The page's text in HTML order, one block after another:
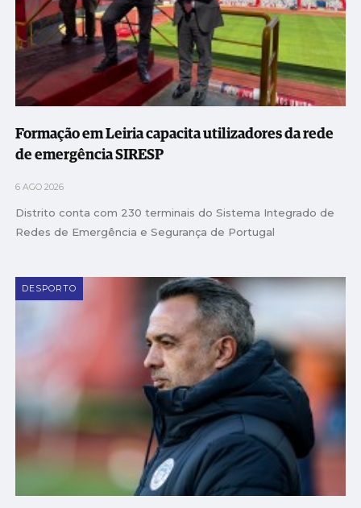
Formação em Leiria capacita utilizadores da rede
de emergência SIRESP
6 AGO 2026
Distrito conta com 230 terminais do Sistema Integrado de
Redes de Emergência e Segurança de Portugal
DESPORTO